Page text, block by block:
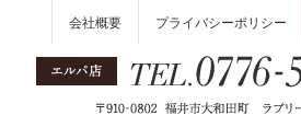
会社概要 プライバシーポリシー